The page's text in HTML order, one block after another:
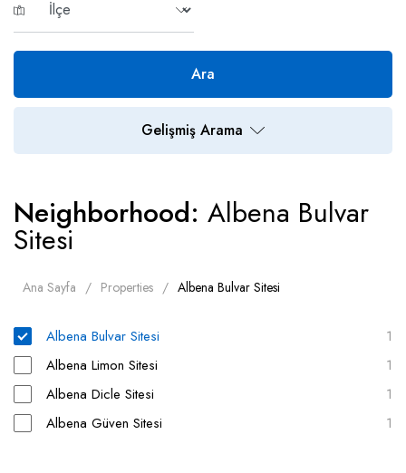
Gelişmiş Arama
Ara
Neighborhood: Albena Bulvar
Sitesi
Ana Sayfa Properties Albena Bulvar Sitesi
Albena Bulvar Sitesi
1
Albena Limon Sitesi
1
Albena Dicle Sitesi
1
Albena Güven Sitesi
1